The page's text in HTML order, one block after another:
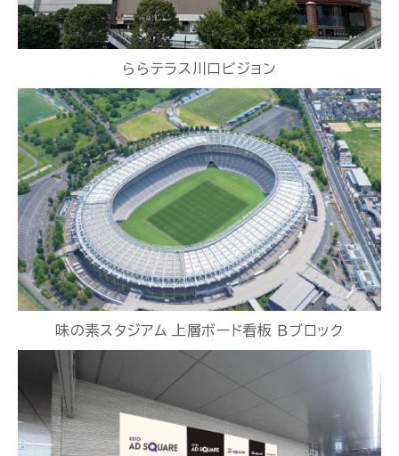
ららテラス川口ビジョン
味の素スタジアム 上層ボード看板 Ｂブロック